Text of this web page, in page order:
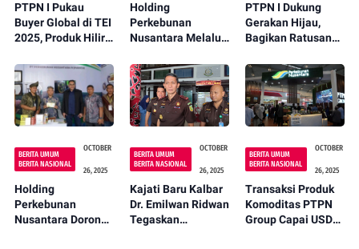
PTPN I Pukau
Buyer Global di TEI
2025, Produk Hilir
Perkebunan
Diminati Pasar
Dunia
Holding
Perkebunan
Nusantara Melalui
Regional V Raih
Empat
Penghargaan di
Sabang Merah
Award 2025
PTPN I Dukung
Gerakan Hijau,
Bagikan Ratusan
Rekkam Art
Festival 2025
BERITA UMUM
BERITA NASIONAL
OCTOBER
26, 2025
Holding
Perkebunan
Nusantara Dorong
BERITA UMUM
BERITA NASIONAL
OCTOBER
26, 2025
Kajati Baru Kalbar
Dr. Emilwan Ridwan
Tegaskan
BERITA UMUM
BERITA NASIONAL
OCTOBER
26, 2025
Transaksi Produk
Komoditas PTPN
Group Capai USD